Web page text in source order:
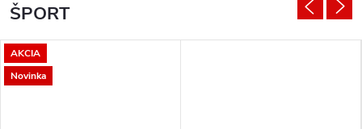
ŠPORT
AKCIA
Novinka